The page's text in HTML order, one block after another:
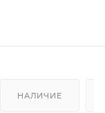
НАЛИЧИЕ